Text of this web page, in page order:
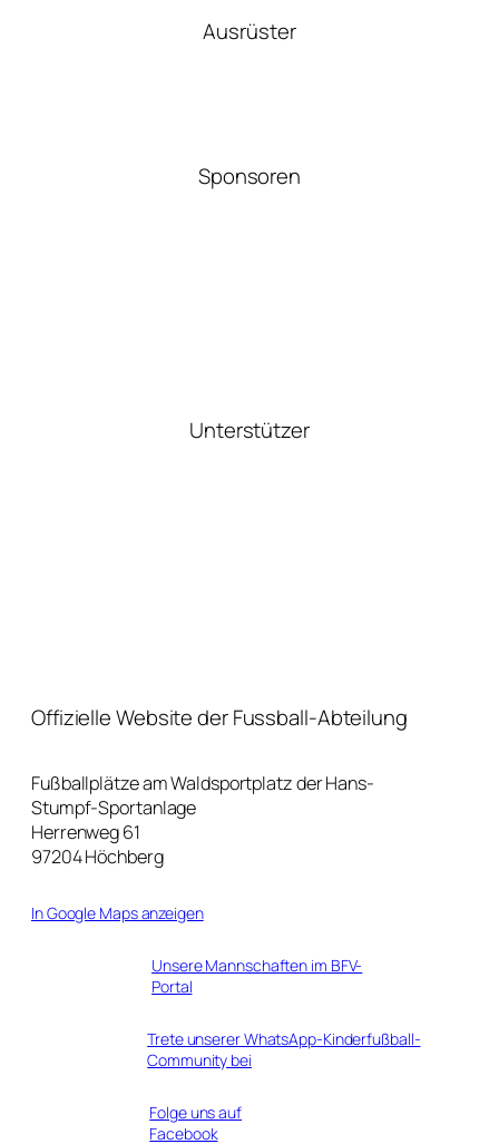
Ausrüster
Sponsoren
Unterstützer
Offizielle Website der Fussball-Abteilung
Fußballplätze am Waldsportplatz der Hans-
Stumpf-Sportanlage
Herrenweg 61
97204 Höchberg
In Google Maps anzeigen
Unsere Mannschaften im BFV-
Portal
Trete unserer WhatsApp-Kinderfußball-
Community bei
Folge uns auf
Facebook